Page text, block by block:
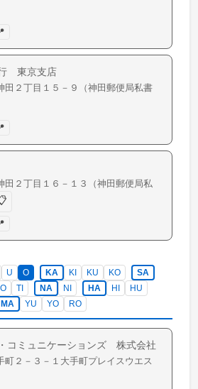
東京支店
田 ２丁目１５－９（神田郵便局私書
田 ２丁目１６－１３（神田郵便局私
U O KA KI KU KO
SA
TI NA NI HA HI
HU
MA
YU YO RO
コミュニケーションズ 株式会社
町２－３－１大手町プレイスウエス